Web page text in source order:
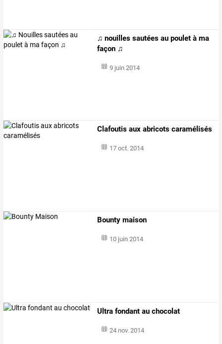
♫ nouilles sautées au poulet à ma
façon ♫
9 juin 2014
Clafoutis aux abricots caramélisés
17 oct. 2014
Bounty maison
10 juin 2014
Ultra fondant au chocolat
24 nov. 2014